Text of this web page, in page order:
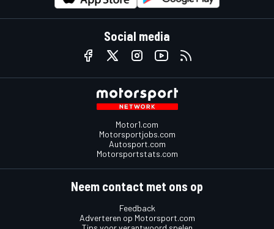
Social media
Motor1.com
Motorsportjobs.com
Autosport.com
Motorsportstats.com
Neem contact met ons op
Feedback
Adverteren op Motorsport.com